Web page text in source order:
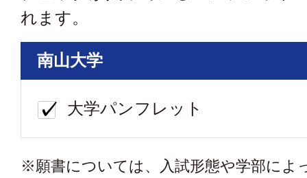
れます。
南山大学
大学パンフレット
※願書については、入試形態や学部によ